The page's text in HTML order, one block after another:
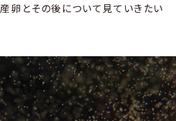
卵とその後について見ていきたい